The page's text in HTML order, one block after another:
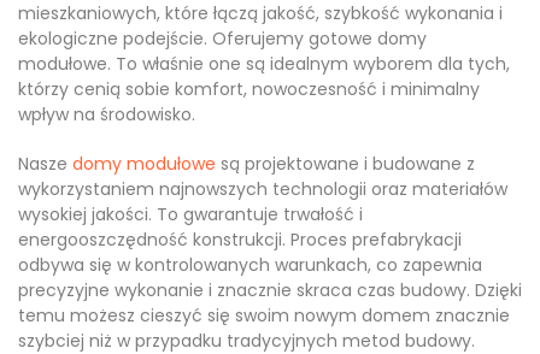
mieszkaniowych, które łączą jakość, szybkość wykonania i
ekologiczne podejście. Oferujemy gotowe domy
modułowe. To właśnie one są idealnym wyborem dla tych,
którzy cenią sobie komfort, nowoczesność i minimalny
wpływ na środowisko.
Nasze domy modułowe są projektowane i budowane z
wykorzystaniem najnowszych technologii oraz materiałów
wysokiej jakości. To gwarantuje trwałość i
energooszczędność konstrukcji. Proces prefabrykacji
odbywa się w kontrolowanych warunkach, co zapewnia
precyzyjne wykonanie i znacznie skraca czas budowy. Dzięki
temu możesz cieszyć się swoim nowym domem znacznie
szybciej niż w przypadku tradycyjnych metod budowy.